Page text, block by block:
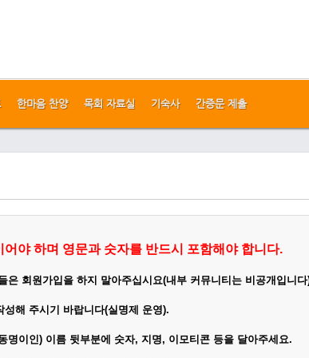
한마음 찬양 목회 자료실 기숙사 간증문 제출
야 하며 영문과 숫자를 반드시 포함해야 합니다.
은 회원가입을 하지 말아주십시요(내부 커뮤니티는 비공개입니다
성해 주시기 바랍니다(실명제 운영).
명이인) 이름 뒷부분에 숫자, 지명, 이모티콘 등을 달아주세요.